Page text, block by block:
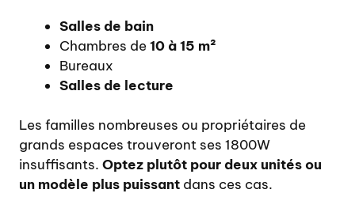
Salles de bain
Chambres de10 à 15 m²
Bureaux
Salles de lecture
Les familles nombreuses ou propriétaires de
grands espaces trouveront ses 1800W
insuffisants. Optez plutôt pour deux unités ou
un modèle plus puissant dans ces cas.